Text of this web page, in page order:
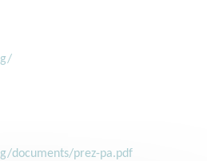
documents/prez-pa.pdf